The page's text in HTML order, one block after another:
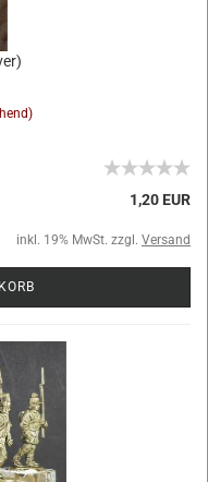
1,20 EUR
inkl. 19% MwSt. zzgl. Versand